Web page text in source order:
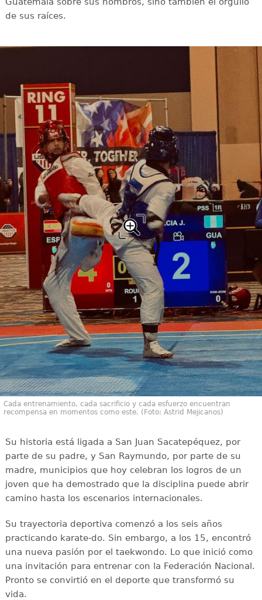
de sus raíces.
Cada entrenamiento, cada sacrificio y cada esfuerzo encuentran
recompensa en momentos como este. (Foto: Astrid Mejicanos)
Su historia está ligada a San Juan Sacatepéquez, por
parte de su padre, y San Raymundo, por parte de su
madre, municipios que hoy celebran los logros de un
joven que ha demostrado que la disciplina puede abrir
camino hasta los escenarios internacionales.
Su trayectoria deportiva comenzó a los seis años
practicando karate-do. Sin embargo, a los 15, encontró
una nueva pasión por el taekwondo. Lo que inició como
una invitación para entrenar con la Federación Nacional.
Pronto se convirtió en el deporte que transformó su
vida.